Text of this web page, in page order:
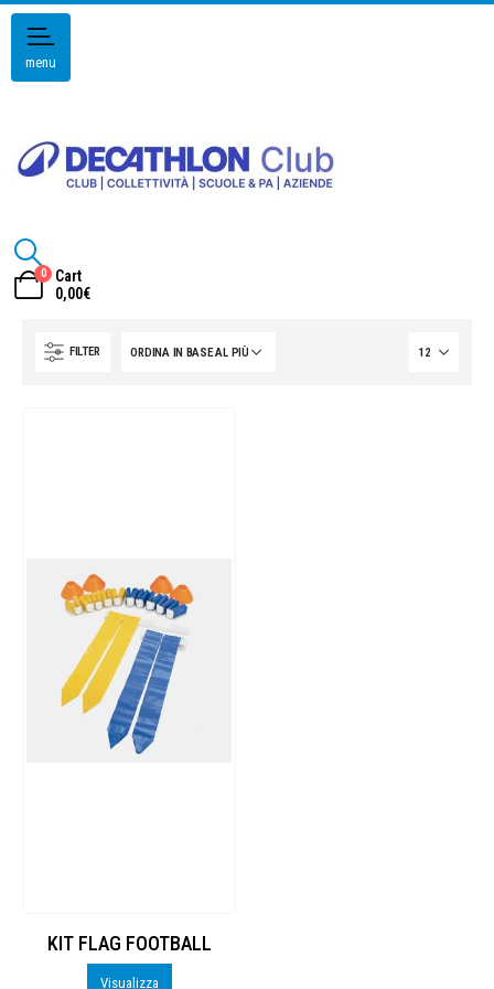
menu
0
Cart
0,00€
FILTER
KIT FLAG FOOTBALL
Visualizza